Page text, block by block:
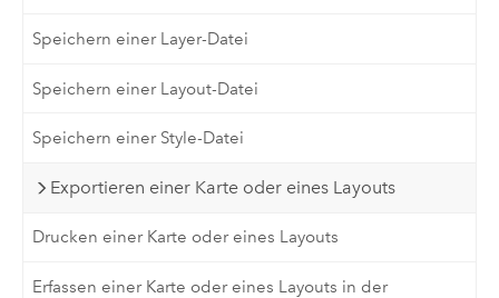
Speichern einer Layer-Datei
Speichern einer Layout-Datei
Speichern einer Style-Datei
Exportieren einer Karte oder eines Layouts
Drucken einer Karte oder eines Layouts
Erfassen einer Karte oder eines Layouts in der